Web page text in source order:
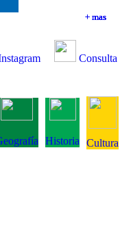
+ mas
+ mas
+ mas
+ mas
Consulta
Historia Cultura